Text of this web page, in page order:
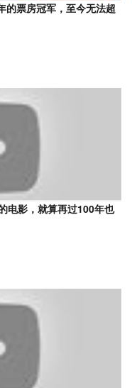
的票房冠军，至今无法超
电影，就算再过100年也